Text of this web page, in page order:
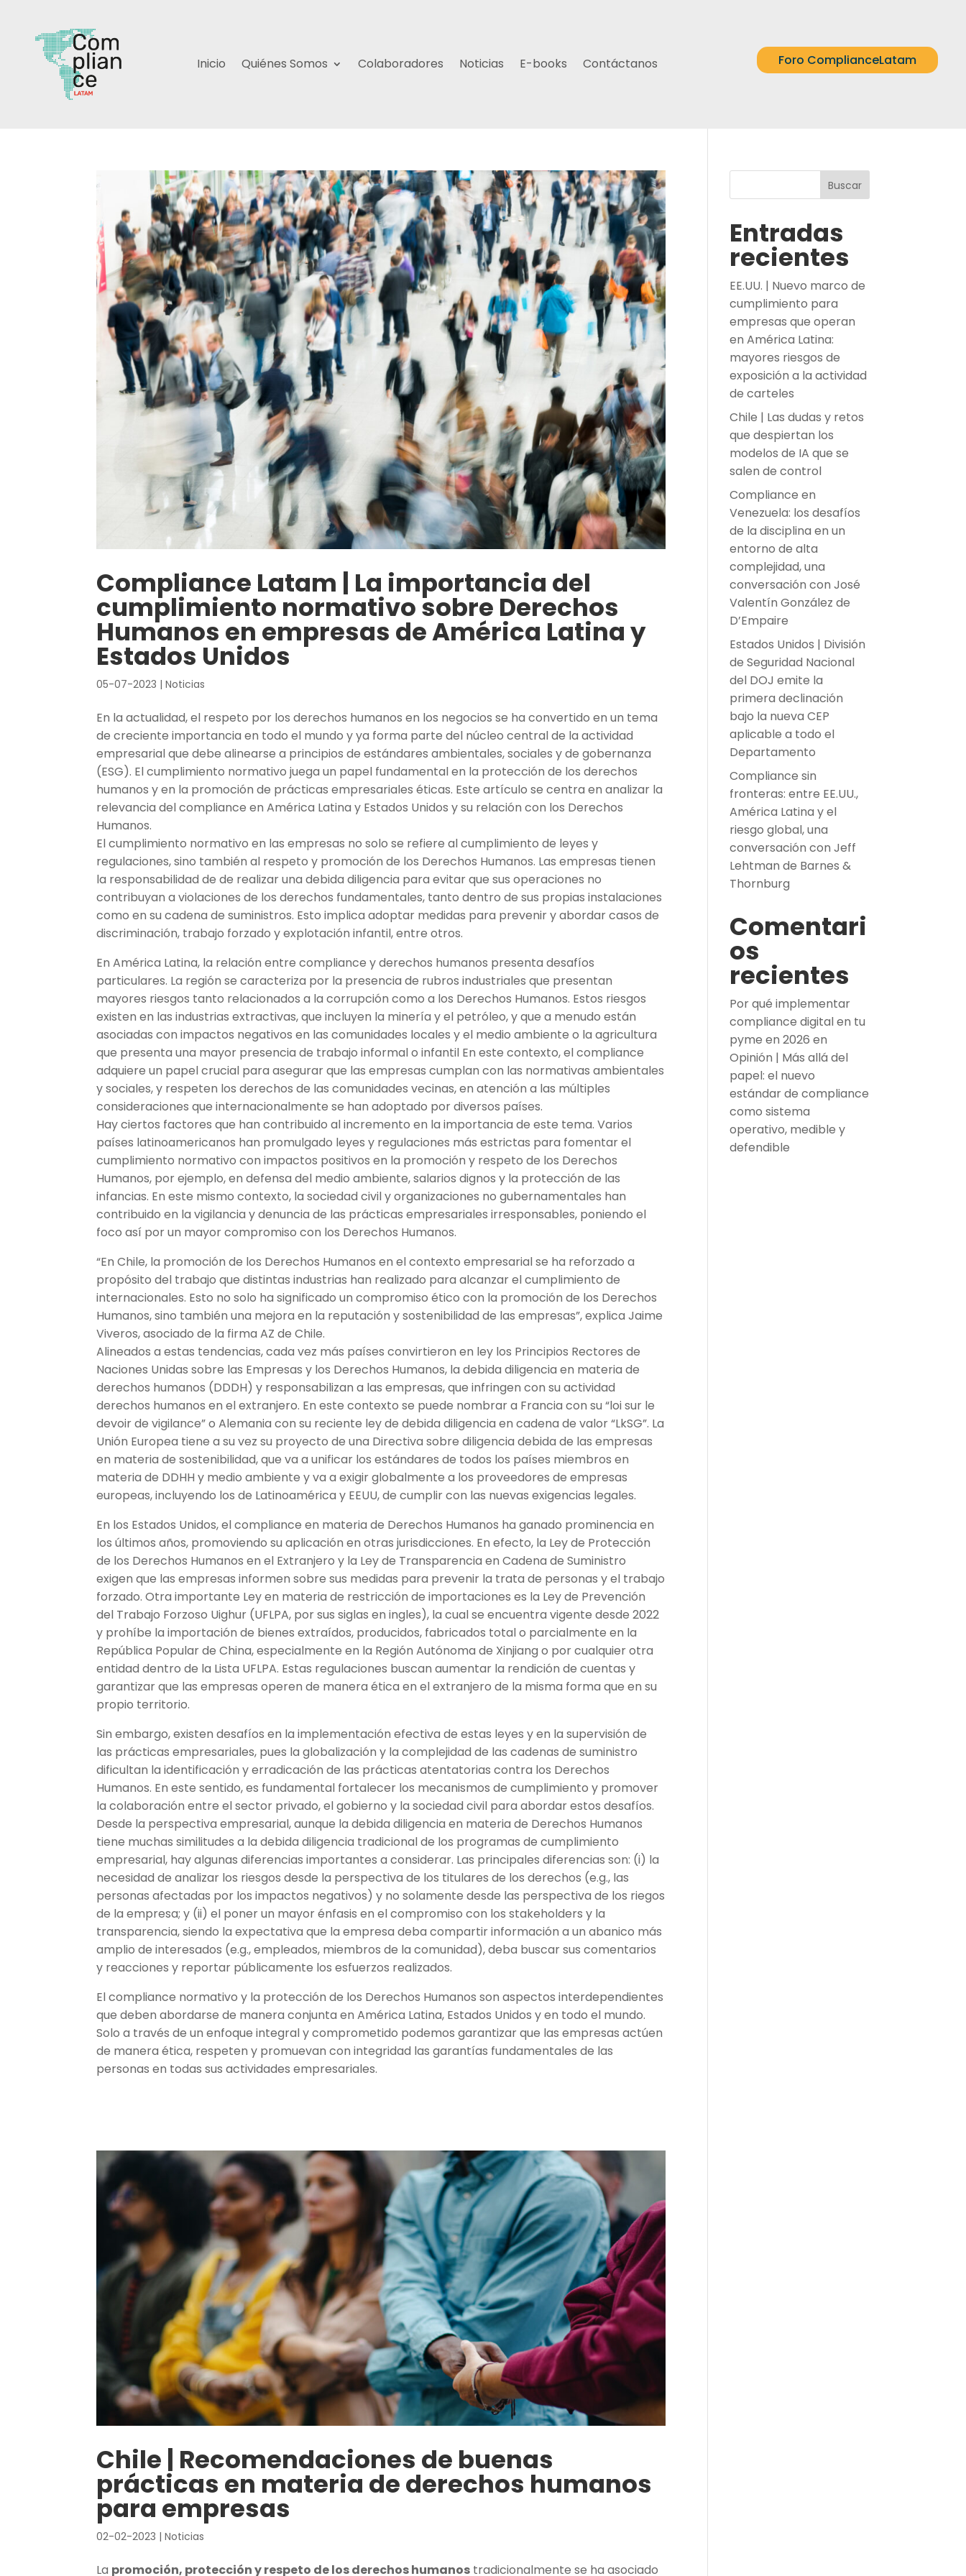
Inicio Quiénes Somos Colaboradores Noticias E-books Contáctanos Foro ComplianceLatam
Compliance Latam | La importancia del
cumplimiento normativo sobre Derechos
Humanos en empresas de América Latina y
Estados Unidos
05-07-2023 |Noticias
En la actualidad, el respeto por los derechos humanos en los negocios se ha convertido en un tema
de creciente importancia en todo el mundo y ya forma parte del núcleo central de la actividad
empresarial que debe alinearse a principios de estándares ambientales, sociales y de gobernanza
(ESG). El cumplimiento normativo juega un papel fundamental en la protección de los derechos
humanos y en la promoción de prácticas empresariales éticas. Este artículo se centra en analizar la
relevancia del compliance en América Latina y Estados Unidos y su relación con los Derechos
Humanos.
El cumplimiento normativo en las empresas no solo se refiere al cumplimiento de leyes y
regulaciones, sino también al respeto y promoción de los Derechos Humanos. Las empresas tienen
la responsabilidad de de realizar una debida diligencia para evitar que sus operaciones no
contribuyan a violaciones de los derechos fundamentales, tanto dentro de sus propias instalaciones
como en su cadena de suministros. Esto implica adoptar medidas para prevenir y abordar casos de
discriminación, trabajo forzado y explotación infantil, entre otros.
En América Latina, la relación entre compliance y derechos humanos presenta desafíos
particulares. La región se caracteriza por la presencia de rubros industriales que presentan
mayores riesgos tanto relacionados a la corrupción como a los Derechos Humanos. Estos riesgos
existen en las industrias extractivas, que incluyen la minería y el petróleo, y que a menudo están
asociadas con impactos negativos en las comunidades locales y el medio ambiente o la agricultura
que presenta una mayor presencia de trabajo informal o infantil En este contexto, el compliance
adquiere un papel crucial para asegurar que las empresas cumplan con las normativas ambientales
y sociales, y respeten los derechos de las comunidades vecinas, en atención a las múltiples
consideraciones que internacionalmente se han adoptado por diversos países.
Hay ciertos factores que han contribuido al incremento en la importancia de este tema. Varios
países latinoamericanos han promulgado leyes y regulaciones más estrictas para fomentar el
cumplimiento normativo con impactos positivos en la promoción y respeto de los Derechos
Humanos, por ejemplo, en defensa del medio ambiente, salarios dignos y la protección de las
infancias. En este mismo contexto, la sociedad civil y organizaciones no gubernamentales han
contribuido en la vigilancia y denuncia de las prácticas empresariales irresponsables, poniendo el
foco así por un mayor compromiso con los Derechos Humanos.
“En Chile, la promoción de los Derechos Humanos en el contexto empresarial se ha reforzado a
propósito del trabajo que distintas industrias han realizado para alcanzar el cumplimiento de
internacionales. Esto no solo ha significado un compromiso ético con la promoción de los Derechos
Humanos, sino también una mejora en la reputación y sostenibilidad de las empresas”, explica Jaime
Viveros, asociado de la firma AZ de Chile.
Alineados a estas tendencias, cada vez más países convirtieron en ley los Principios Rectores de
Naciones Unidas sobre las Empresas y los Derechos Humanos, la debida diligencia en materia de
derechos humanos (DDDH) y responsabilizan a las empresas, que infringen con su actividad
derechos humanos en el extranjero. En este contexto se puede nombrar a Francia con su “loi sur le
devoir de vigilance” o Alemania con su reciente ley de debida diligencia en cadena de valor “LkSG”. La
Unión Europea tiene a su vez su proyecto de una Directiva sobre diligencia debida de las empresas
en materia de sostenibilidad, que va a unificar los estándares de todos los países miembros en
materia de DDHH y medio ambiente y va a exigir globalmente a los proveedores de empresas
europeas, incluyendo los de Latinoamérica y EEUU, de cumplir con las nuevas exigencias legales.
En los Estados Unidos, el compliance en materia de Derechos Humanos ha ganado prominencia en
los últimos años, promoviendo su aplicación en otras jurisdicciones. En efecto, la Ley de Protección
de los Derechos Humanos en el Extranjero y la Ley de Transparencia en Cadena de Suministro
exigen que las empresas informen sobre sus medidas para prevenir la trata de personas y el trabajo
forzado. Otra importante Ley en materia de restricción de importaciones es la Ley de Prevención
del Trabajo Forzoso Uighur (UFLPA, por sus siglas en ingles), la cual se encuentra vigente desde 2022
y prohíbe la importación de bienes extraídos, producidos, fabricados total o parcialmente en la
República Popular de China, especialmente en la Región Autónoma de Xinjiang o por cualquier otra
entidad dentro de la Lista UFLPA. Estas regulaciones buscan aumentar la rendición de cuentas y
garantizar que las empresas operen de manera ética en el extranjero de la misma forma que en su
propio territorio.
Sin embargo, existen desafíos en la implementación efectiva de estas leyes y en la supervisión de
las prácticas empresariales, pues la globalización y la complejidad de las cadenas de suministro
dificultan la identificación y erradicación de las prácticas atentatorias contra los Derechos
Humanos. En este sentido, es fundamental fortalecer los mecanismos de cumplimiento y promover
la colaboración entre el sector privado, el gobierno y la sociedad civil para abordar estos desafíos.
Desde la perspectiva empresarial, aunque la debida diligencia en materia de Derechos Humanos
tiene muchas similitudes a la debida diligencia tradicional de los programas de cumplimiento
empresarial, hay algunas diferencias importantes a considerar. Las principales diferencias son: (i) la
necesidad de analizar los riesgos desde la perspectiva de los titulares de los derechos (e.g., las
personas afectadas por los impactos negativos) y no solamente desde las perspectiva de los riegos
de la empresa; y (ii) el poner un mayor énfasis en el compromiso con los stakeholders y la
transparencia, siendo la expectativa que la empresa deba compartir información a un abanico más
amplio de interesados (e.g., empleados, miembros de la comunidad), deba buscar sus comentarios
y reacciones y reportar públicamente los esfuerzos realizados.
El compliance normativo y la protección de los Derechos Humanos son aspectos interdependientes
que deben abordarse de manera conjunta en América Latina, Estados Unidos y en todo el mundo.
Solo a través de un enfoque integral y comprometido podemos garantizar que las empresas actúen
de manera ética, respeten y promuevan con integridad las garantías fundamentales de las
personas en todas sus actividades empresariales.
Chile | Recomendaciones de buenas
prácticas en materia de derechos humanos
para empresas
02-02-2023 |Noticias
La promoción, protección y respeto de los derechos humanos tradicionalmente se ha asociado
Buscar
Entradas
recientes
EE.UU. | Nuevo marco de
cumplimiento para
empresas que operan
en América Latina:
mayores riesgos de
exposición a la actividad
de carteles
Chile | Las dudas y retos
que despiertan los
modelos de IA que se
salen de control
Compliance en
Venezuela: los desafíos
de la disciplina en un
entorno de alta
complejidad, una
conversación con José
Valentín González de
D’Empaire
Estados Unidos | División
de Seguridad Nacional
del DOJ emite la
primera declinación
bajo la nueva CEP
aplicable a todo el
Departamento
Compliance sin
fronteras: entre EE.UU.,
América Latina y el
riesgo global, una
conversación con Jeff
Lehtman de Barnes &
Thornburg
Comentari
os
recientes
Por qué implementar
compliance digital en tu
pyme en 2026 en
Opinión | Más allá del
papel: el nuevo
estándar de compliance
como sistema
operativo, medible y
defendible